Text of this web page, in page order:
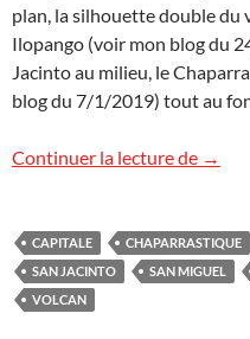
plan, la silhouette double du
Ilopango (voir mon blog du
Jacinto au milieu, le
blog du 7/1/2019) tout au
Continuer la lecture de San
→
CAPITALE CHAPARRASTIQUE
SAN JACINTO
SAN MIGUEL
VOLCAN